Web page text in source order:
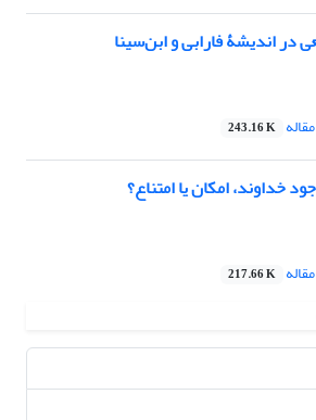
در اندیشۀ فارابی و ابن‌‌سینا
243.16 K
خداوند، امکان یا امتناع؟
217.66 K